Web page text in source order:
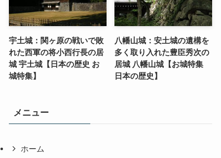
宇土城：関ヶ原の戦いで敗
れた西軍の将小西行長の居
城 宇土城【日本の歴史 お
城特集】
八幡山城：安土城の遺構を
多く取り入れた豊臣秀次の
居城 八幡山城【お城特集
日本の歴史】
メニュー
ホーム